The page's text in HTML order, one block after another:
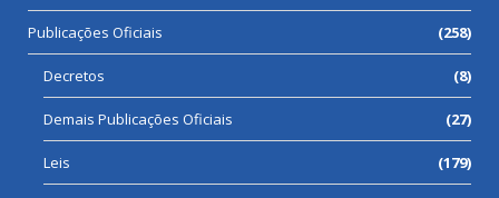
Publicações Oficiais (258)
Decretos (8)
Demais Publicações Oficiais (27)
Leis (179)